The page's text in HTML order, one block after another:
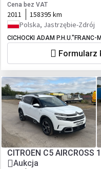
Cena bez VAT
2011
158395 km
Polska, Jastrzębie-Zdrój
CICHOCKI ADAM P.H.U."FRANC-
Formularz
CITROEN C5 AIRCROSS
Aukcja